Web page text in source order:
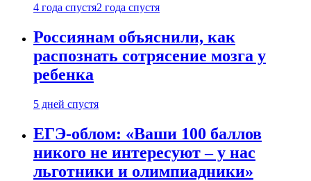
4 года спустя2 года спустя
Россиянам объяснили, как
распознать сотрясение мозга у
ребенка
5 дней спустя
ЕГЭ-облом: «Ваши 100 баллов
никого не интересуют – у нас
льготники и олимпиадники»